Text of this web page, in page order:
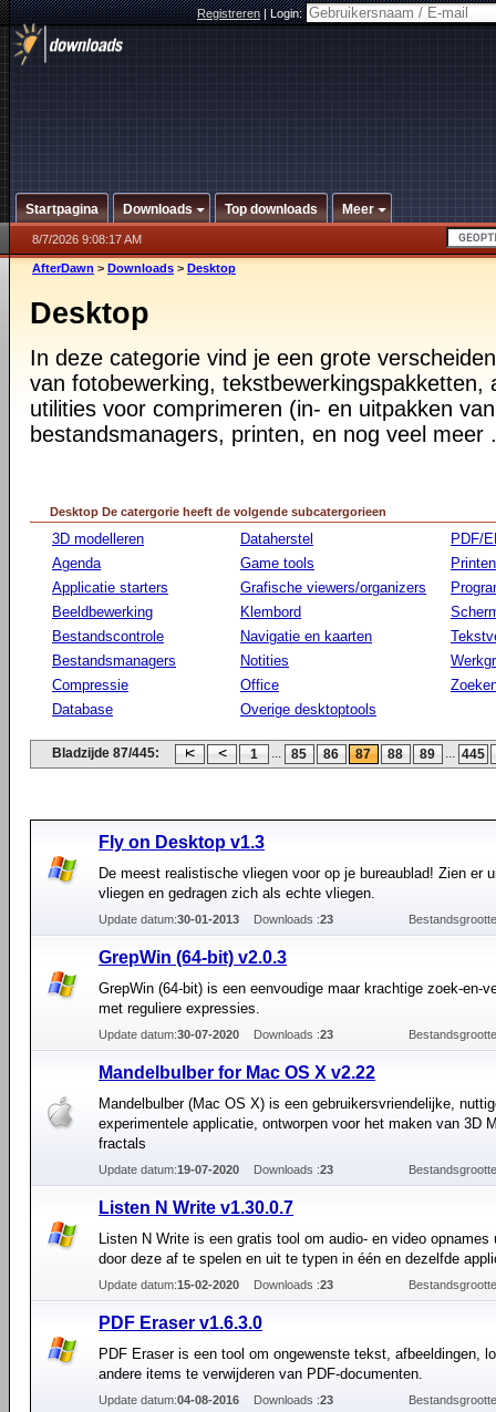
Registreren|Login:
Startpagina Downloads Top downloads Meer
8/7/2026 9:08:17 AM
AfterDawn > Downloads > Desktop
Desktop
In deze categorie vind je een grote
van fotobewerking, tekstbewerkingspakketten,
utilities voor comprimeren (in- en uitpakken
bestandsmanagers, printen, en nog veel meer
Desktop De catergorie heeft de volgende subcatergorieen
3D modelleren
Agenda
Applicatie starters
Beeldbewerking
Bestandscontrole
Bestandsmanagers
Compressie
Database
Dataherstel
Game tools
Grafische viewers/organizers
Klembord
Navigatie en kaarten
Notities
Office
Overige desktoptools
PDF/
Printen
Bladzijde 87/445: 1 ... 85 86 87 88 89 ... 445
Fly on Desktop v1.3
De meest realistische vliegen voor op je bureaublad! Zien er
vliegen en gedragen zich als echte vliegen.
Update datum:30-01-2013 Downloads :23
GrepWin (64-bit) v2.0.3
GrepWin (64-bit) is een eenvoudige maar krachtige zoek-en-
met reguliere expressies.
Update datum:30-07-2020 Downloads :23
Mandelbulber for Mac OS X v2.22
Mandelbulber (Mac OS X) is een gebruikersvriendelijke,
experimentele applicatie, ontworpen voor het maken van 3D
fractals
Update datum:19-07-2020 Downloads :23
Listen N Write v1.30.0.7
Listen N Write is een gratis tool om audio- en video opnames
door deze af te spelen en uit te typen in één en dezelfde
Update datum:15-02-2020 Downloads :23
PDF Eraser v1.6.3.0
PDF Eraser is een tool om ongewenste tekst, afbeeldingen,
andere items te verwijderen van PDF-documenten.
Update datum:04-08-2016 Downloads :23